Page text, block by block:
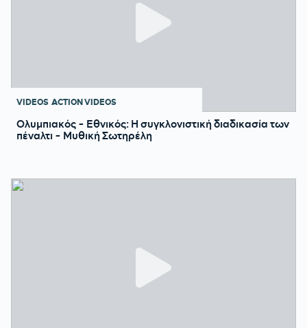
VIDEOS ACTION VIDEOS
Ολυμπιακός - Εθνικός: Η συγκλονιστική διαδικασία των
πέναλτι - Μυθική Σωτηρέλη